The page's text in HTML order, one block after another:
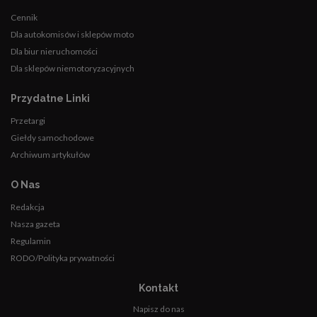
Cennik
Dla autokomisów i sklepów moto
Dla biur nieruchomości
Dla sklepów niemotoryzacyjnych
Przydatne Linki
Przetargi
Giełdy samochodowe
Archiwum artykułów
O Nas
Redakcja
Nasza gazeta
Regulamin
RODO/Polityka prywatności
Kontakt
Napisz do nas